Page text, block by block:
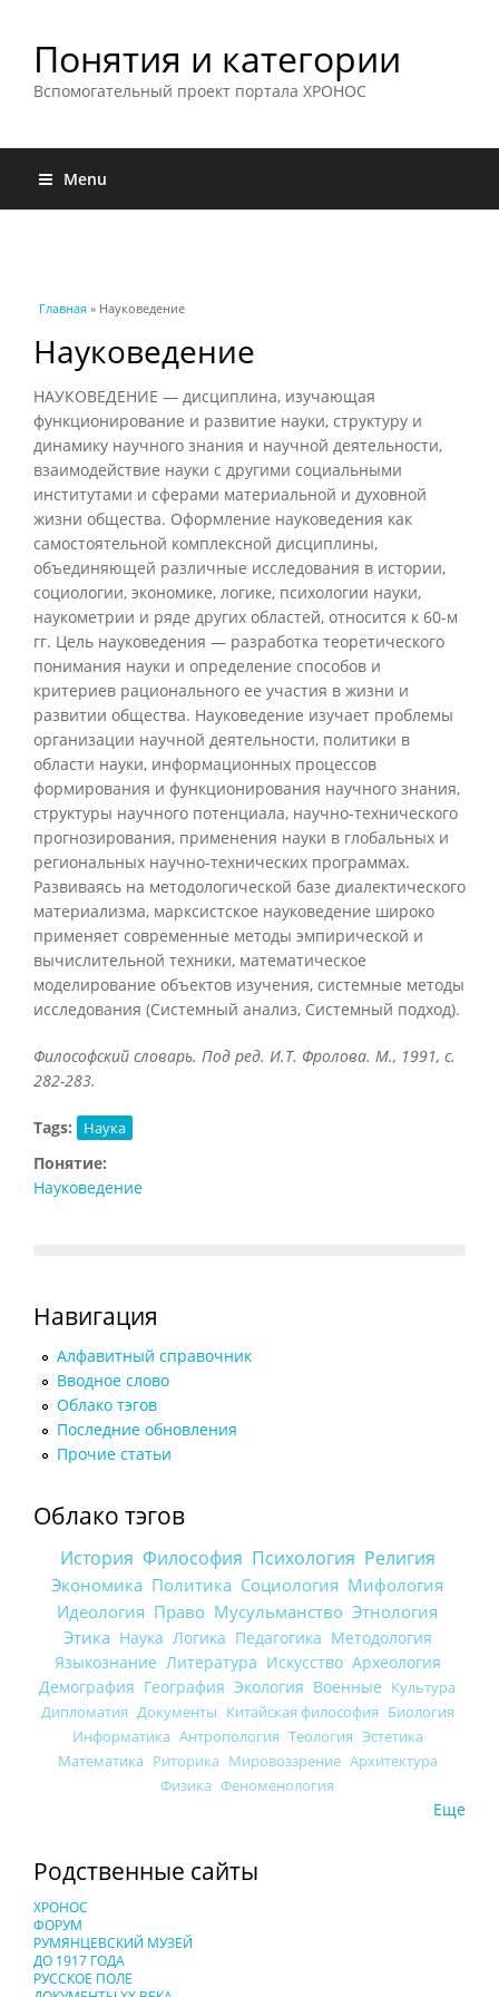
Понятия и категории
Вспомогательный проект портала ХРОНОС
Menu
Вы здесь
Главная » Науковедение
Науковедение
НАУКОВЕДЕНИЕ — дисциплина, изучающая
функционирование и развитие науки, структуру и
динамику научного знания и научной деятельности,
взаимодействие науки с другими социальными
институтами и сферами материальной и духовной
жизни общества. Оформление науковедения как
самостоятельной комплексной дисциплины,
объединяющей различные исследования в истории,
социологии, экономике, логике, психологии науки,
наукометрии и ряде других областей, относится к 60-м
гг. Цель науковедения — разработка теоретического
понимания науки и определение способов и
критериев рационального ее участия в жизни и
развитии общества. Науковедение изучает проблемы
организации научной деятельности, политики в
области науки, информационных процессов
формирования и функционирования научного знания,
структуры научного потенциала, научно-технического
прогнозирования, применения науки в глобальных и
региональных научно-технических программах.
Развиваясь на методологической базе диалектического
материализма, марксистское науковедение широко
применяет современные методы эмпирической и
вычислительной техники, математическое
моделирование объектов изучения, системные методы
исследования (Системный анализ, Системный подход).
Философский словарь. Под ред. И.Т. Фролова. М., 1991, с.
282-283.
Tags: Наука
Понятие:
Науковедение
Навигация
Алфавитный справочник
Вводное слово
Облако тэгов
Последние обновления
Прочие статьи
Облако тэгов
История Философия Психология Религия
Экономика Политика Социология Мифология
Идеология Право Мусульманство Этнология
Этика Наука Логика Педагогика Методология
Языкознание Литература Искусство Археология
Демография География Экология Военные Культура
Дипломатия Документы Китайская философия Биология
Информатика Антропология Теология Эстетика
Математика Риторика Мировоззрение Архитектура
Физика Феноменология
Еще
Родственные сайты
ХРОНОС
ФОРУМ
РУМЯНЦЕВСКИЙ МУЗЕЙ
ДО 1917 ГОДА
РУССКОЕ ПОЛЕ